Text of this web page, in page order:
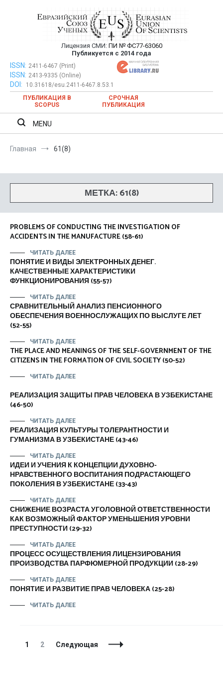
Евразийский Союз Ученых —
публикация научных статей в
ежемесячном научном журнале
Лицензия СМИ: ПИ № ФС77-63060
Публикуется с 2014 года
Евразийский Союз Ученых — публикация научных статей в
ежемесячном научном журнале
ISSN: 2411-6467 (Print)
ISSN: 2413-9335 (Online)
DOI:
10.31618/esu.2411-6467.8.53.1
ПУБЛИКАЦИЯ В
SCOPUS
СРОЧНАЯ
ПУБЛИКАЦИЯ
MENU
Главная 61(8)
МЕТКА:61(8)
PROBLEMS OF CONDUCTING THE INVESTIGATION OF
ACCIDENTS IN THE MANUFACTURE (58-61)
ЧИТАТЬ ДАЛЕЕ
ПОНЯТИЕ И ВИДЫ ЭЛЕКТРОННЫХ ДЕНЕГ.
КАЧЕСТВЕННЫЕ ХАРАКТЕРИСТИКИ
ФУНКЦИОНИРОВАНИЯ (55-57)
ЧИТАТЬ ДАЛЕЕ
СРАВНИТЕЛЬНЫЙ АНАЛИЗ ПЕНСИОННОГО
ОБЕСПЕЧЕНИЯ ВОЕННОСЛУЖАЩИХ ПО ВЫСЛУГЕ ЛЕТ
(52-55)
ЧИТАТЬ ДАЛЕЕ
THE PLACE AND MEANINGS OF THE SELF-GOVERNMENT OF THE
CITIZENS IN THE FORMATION OF CIVIL SOCIETY (50-52)
ЧИТАТЬ ДАЛЕЕ
РЕАЛИЗАЦИЯ ЗАЩИТЫ ПРАВ ЧЕЛОВЕКА В УЗБЕКИСТАНЕ
(46-50)
ЧИТАТЬ ДАЛЕЕ
РЕАЛИЗАЦИЯ КУЛЬТУРЫ ТОЛЕРАНТНОСТИ И
ГУМАНИЗМА В УЗБЕКИСТАНЕ (43-46)
ЧИТАТЬ ДАЛЕЕ
ИДЕИ И УЧЕНИЯ К КОНЦЕПЦИИ ДУХОВНО-
НРАВСТВЕННОГО ВОСПИТАНИЯ ПОДРАСТАЮЩЕГО
ПОКОЛЕНИЯ В УЗБЕКИСТАНЕ (33-43)
ЧИТАТЬ ДАЛЕЕ
СНИЖЕНИЕ ВОЗРАСТА УГОЛОВНОЙ ОТВЕТСТВЕННОСТИ
КАК ВОЗМОЖНЫЙ ФАКТОР УМЕНЬШЕНИЯ УРОВНИ
ПРЕСТУПНОСТИ (29-32)
ЧИТАТЬ ДАЛЕЕ
ПРОЦЕСС ОСУЩЕСТВЛЕНИЯ ЛИЦЕНЗИРОВАНИЯ
ПРОИЗВОДСТВА ПАРФЮМЕРНОЙ ПРОДУКЦИИ (28-29)
ЧИТАТЬ ДАЛЕЕ
ПОНЯТИЕ И РАЗВИТИЕ ПРАВ ЧЕЛОВЕКА (25-28)
ЧИТАТЬ ДАЛЕЕ
Навигация
Страница
1 Страница
2 Следующая